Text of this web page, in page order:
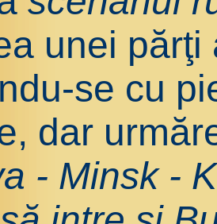
unei
se cu
dar
- Minsk -